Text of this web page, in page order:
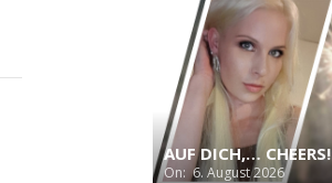
AUF DICH,… CHEERS!
On: 6. August 2026